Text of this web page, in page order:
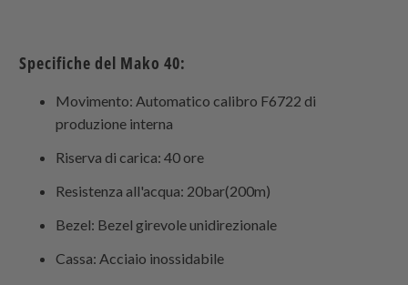
Specifiche del Mako 40:
Movimento: Automatico calibro F6722 di
produzione interna
Riserva di carica: 40 ore
Resistenza all'acqua: 20bar(200m)
Bezel: Bezel girevole unidirezionale
Cassa: Acciaio inossidabile